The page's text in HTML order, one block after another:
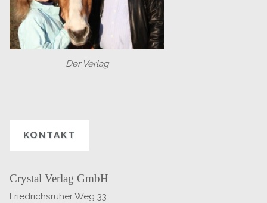
Der Verlag
KONTAKT
Crystal Verlag GmbH
Friedrichsruher Weg 33